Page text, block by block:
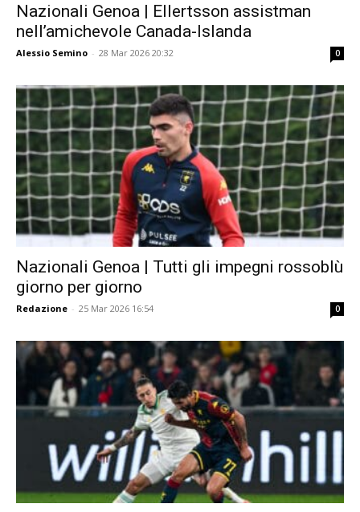
Nazionali Genoa | Ellertsson assistman
nell’amichevole Canada-Islanda
Alessio Semino - 28 Mar 2026 20:32 0
Nazionali Genoa | Tutti gli impegni rossoblù
giorno per giorno
Redazione - 25 Mar 2026 16:54 0